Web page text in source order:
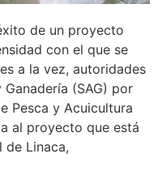
de un proyecto
con el que se
a la vez, autoridades
(SAG) por
Pesca y Acuicultura
al proyecto que está
de Linaca,